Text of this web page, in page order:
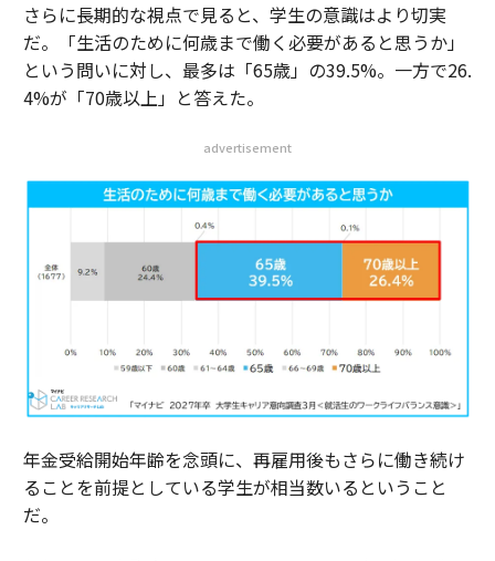
さらに長期的な視点で見ると、学生の意識はより切実
だ。「生活のために何歳まで働く必要があると思うか」
という問いに対し、最多は「65歳」の39.5%。一方で26.
4%が「70歳以上」と答えた。
advertisement
年金受給開始年齢を念頭に、再雇用後もさらに働き続け
ることを前提としている学生が相当数いるということ
だ。